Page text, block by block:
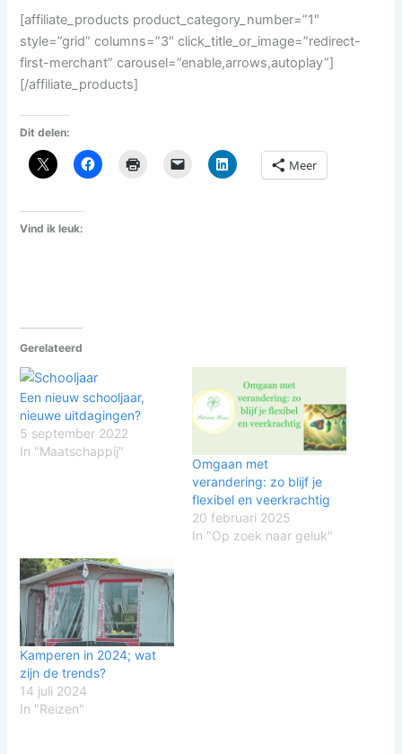
[affiliate_products product_category_number=”1″
style=”grid” columns=”3″ click_title_or_image=”redirect-
first-merchant” carousel=”enable,arrows,autoplay”]
[/affiliate_products]
Dit delen:
Meer
Vind ik leuk:
Gerelateerd
Een nieuw schooljaar,
nieuwe uitdagingen?
5 september 2022
In "Maatschappij"
Omgaan met
verandering: zo blijf je
flexibel en veerkrachtig
20 februari 2025
In "Op zoek naar geluk"
Kamperen in 2024; wat
zijn de trends?
14 juli 2024
In "Reizen"